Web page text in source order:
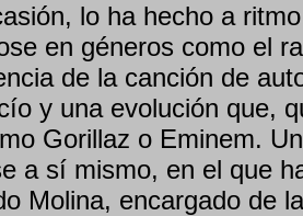
lo ha hecho a
en géneros como el
de la canción de
y una evolución que,
Gorillaz o Eminem.
a sí mismo, en el que
Molina, encargado de